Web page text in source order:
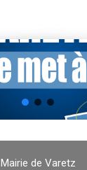
Mairie de Varetz